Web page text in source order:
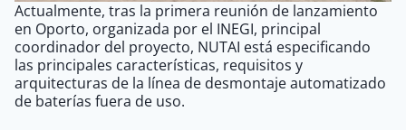
Actualmente, tras la primera reunión de lanzamiento
en Oporto, organizada por el INEGI, principal
coordinador del proyecto, NUTAI está especificando
las principales características, requisitos y
arquitecturas de la línea de desmontaje automatizado
de baterías fuera de uso.